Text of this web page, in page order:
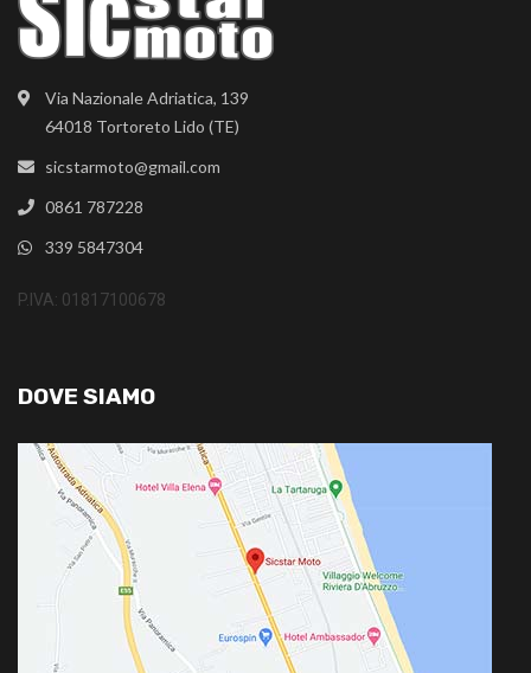
Via Nazionale Adriatica, 139
64018 Tortoreto Lido (TE)
sicstarmoto@gmail.com
0861 787228
339 5847304
P.IVA: 01817100678
DOVE SIAMO